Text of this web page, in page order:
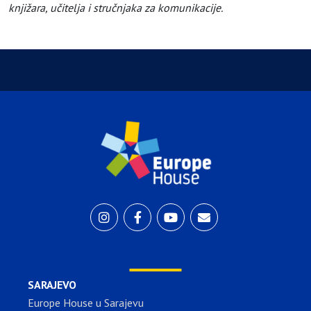
knjižara, učitelja i stručnjaka za komunikacije.
SARAJEVO
Europe House u Sarajevu